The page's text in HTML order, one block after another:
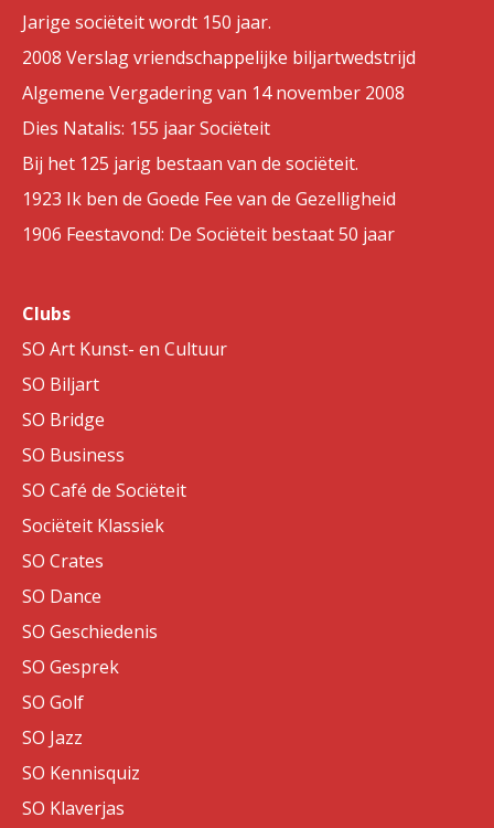
Jarige sociëteit wordt 150 jaar.
2008 Verslag vriendschappelijke biljartwedstrijd
Algemene Vergadering van 14 november 2008
Dies Natalis: 155 jaar Sociëteit
Bij het 125 jarig bestaan van de sociëteit.
1923 Ik ben de Goede Fee van de Gezelligheid
1906 Feestavond: De Sociëteit bestaat 50 jaar
Clubs
SO Art Kunst- en Cultuur
SO Biljart
SO Bridge
SO Business
SO Café de Sociëteit
Sociëteit Klassiek
SO Crates
SO Dance
SO Geschiedenis
SO Gesprek
SO Golf
SO Jazz
SO Kennisquiz
SO Klaverjas